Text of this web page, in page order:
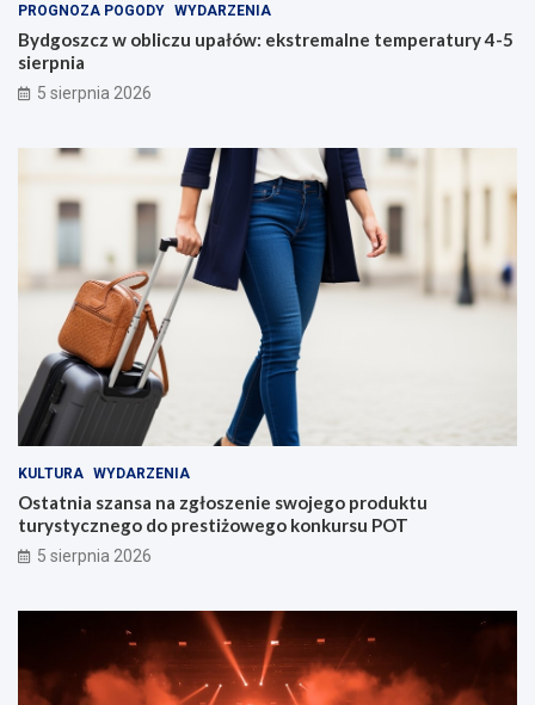
PROGNOZA POGODY WYDARZENIA
Bydgoszcz w obliczu upałów: ekstremalne temperatury 4-5
sierpnia
5 sierpnia 2026
KULTURA WYDARZENIA
Ostatnia szansa na zgłoszenie swojego produktu
turystycznego do prestiżowego konkursu POT
5 sierpnia 2026